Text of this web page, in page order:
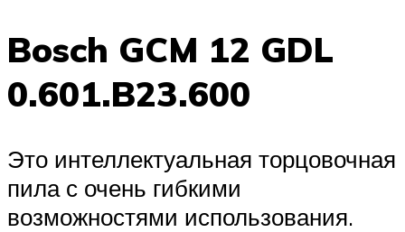
Bosch GCM 12 GDL
0.601.B23.600
Это интеллектуальная торцовочная
пила с очень гибкими
возможностями использования.